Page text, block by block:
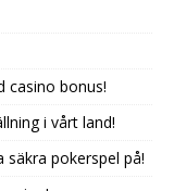
casino bonus!
i vårt land!
pokerspel på!